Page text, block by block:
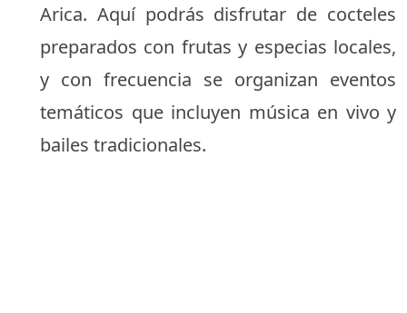
Arica. Aquí podrás disfrutar de cocteles
preparados con frutas y especias locales,
y con frecuencia se organizan eventos
temáticos que incluyen música en vivo y
bailes tradicionales.